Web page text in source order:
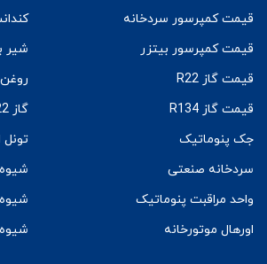
قیمت کمپرسور سردخانه
قیمت کمپرسور بیتزر
قیمت گاز R22
قیمت گاز R134
جک پنوماتیک
سردخانه صنعتی
واحد مراقبت پنوماتیک
اورهال موتورخانه
شیر
گاز r22
تونل